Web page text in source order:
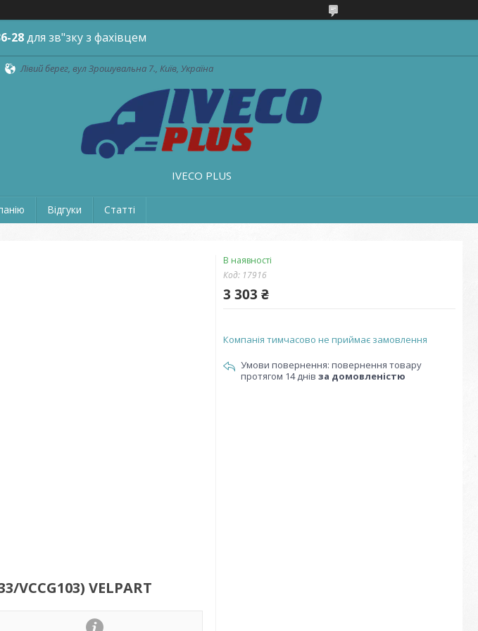
28для зв"зку з фахівцем
Лівий берег, вул Зрошувальна 7., Київ, Україна
IVECO PLUS
Відгуки Статті
VCCG103) VELPART
В наявності
Код: 17916
3 303 ₴
Компанія тимчасово не приймає замовлення
повернення товару
протягом 14 днів за домовленістю